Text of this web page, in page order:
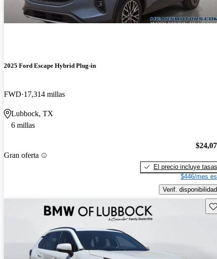
2025 Ford Escape Hybrid Plug-in
FWD 17,314 millas
Lubbock, TX
6 millas
Gran oferta
El precio incluye tasas
$446/mes
Verif. disponibilidad